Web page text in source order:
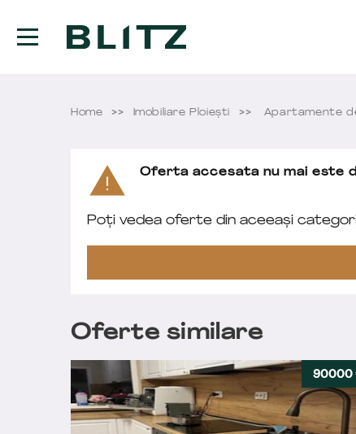
Home Imobiliare Ploieşti Apartamente
Oferta accesata nu mai este
Poți vedea oferte din aceeași
Oferte similare
90000